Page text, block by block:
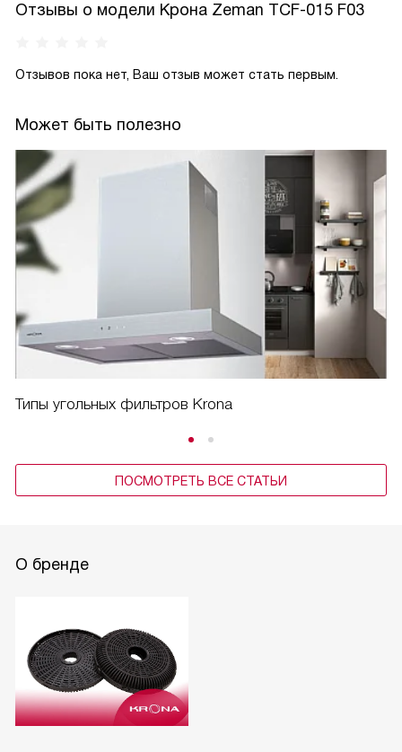
Может быть полезно
Типы угольных фильтров Krona
ПОСМОТРЕТЬ ВСЕ СТАТЬИ
Отзывы о модели Крона Zeman TCF-015 F03
Отзывов пока нет, Ваш отзыв может стать первым.
О бренде